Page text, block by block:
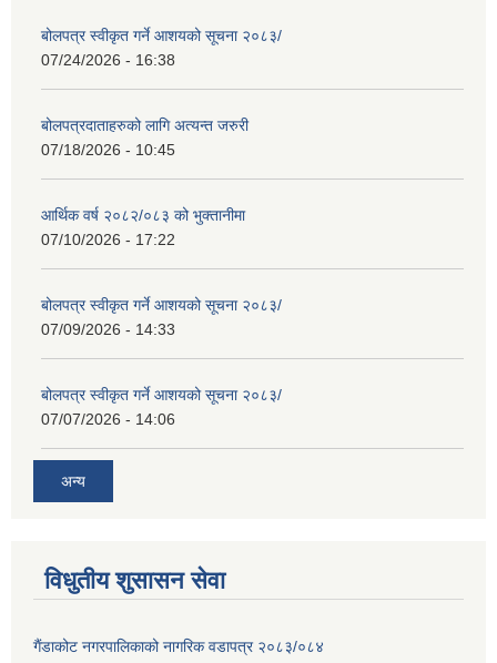
बोलपत्र स्वीकृत गर्ने आशयको सूचना २०८३/
07/24/2026 - 16:38
बोलपत्रदाताहरुको लागि अत्यन्त जरुरी
07/18/2026 - 10:45
आर्थिक वर्ष २०८२/०८३ को भुक्तानीमा
07/10/2026 - 17:22
बोलपत्र स्वीकृत गर्ने आशयको सूचना २०८३/
07/09/2026 - 14:33
बोलपत्र स्वीकृत गर्ने आशयको सूचना २०८३/
07/07/2026 - 14:06
अन्य
विधुतीय शुसासन सेवा
गैंडाकोट नगरपालिकाको नागरिक वडापत्र २०८३/०८४